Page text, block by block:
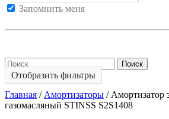
Запомнить меня
Поиск
Отобразить фильтры
Главная / Амортизаторы / Амортизатор
газомасляный STINSS S2S1408